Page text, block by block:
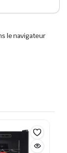
le navigateur